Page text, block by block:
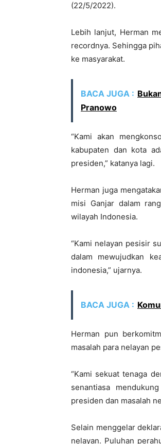
(22/5/2022).
Lebih lanjut, Herman
recordnya. Sehingga
ke masyarakat.
BACA JUGA :
Pranowo
“Kami akan
kabupaten dan kota
presiden,” katanya lagi.
Herman juga
misi Ganjar dalam
wilayah Indonesia.
“Kami nelayan pesisir
dalam mewujudkan
indonesia,” ujarnya.
BACA JUGA :
Herman pun
masalah para nelayan
“Kami sekuat tenaga
senantiasa
presiden dan masalah
Selain menggelar
nelayan. Puluhan